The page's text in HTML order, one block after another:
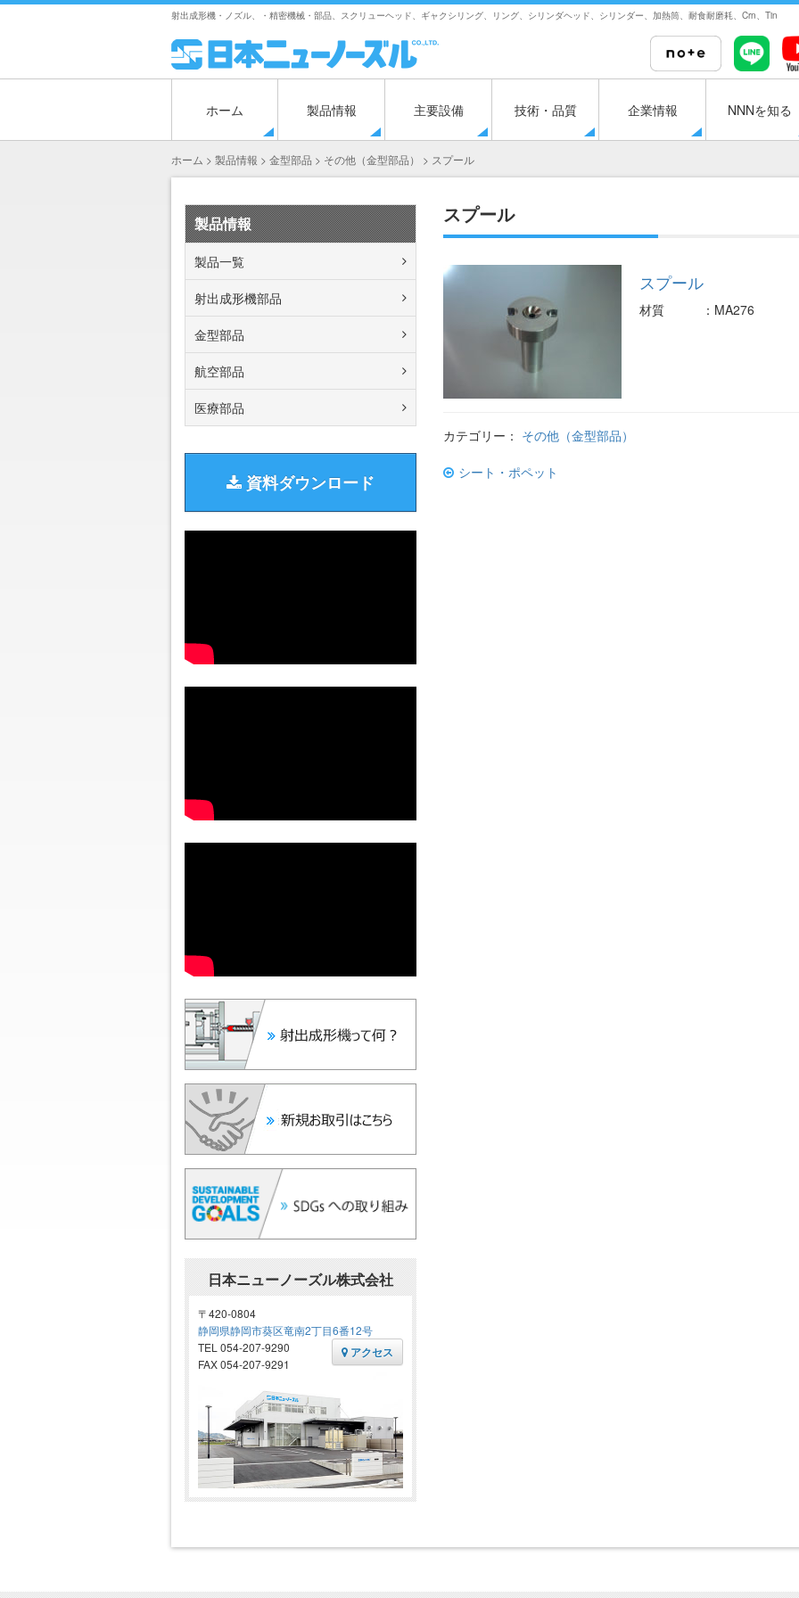
射出成形機・ノズル、・精密機械・部品、スクリューヘッド、ギャクシリング、リング、シリンダヘッド、シリンダー、加熱筒、耐食耐磨耗、Crn、Tin
ホーム 製品情報 主要設備 技術・品質 企業情報 NNNを知る
ホーム > 製品情報 > 金型部品 > その他（金型部品） > スプール
スプール
スプール
材質 ： MA276
カテゴリー： その他（金型部品）
投シート・ポペット
製品情報
製品一覧
射出成形機部品
金型部品
航空部品
医療部品
資料ダウンロード
日本ニューノーズル株式会社
〒420-0804
静岡県静岡市葵区竜南2丁目6番12号
アクセス
TEL 054-207-9290
FAX 054-207-9291